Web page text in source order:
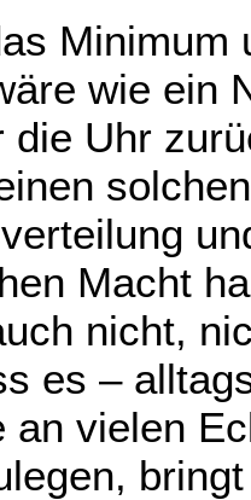
Minimum
wie ein
die Uhr
Macht
nicht,
es –
an vielen